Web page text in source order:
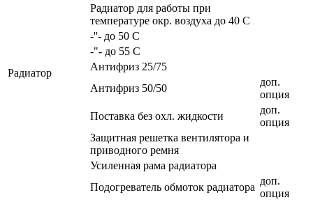
Радиатор
Радиатор для работы при
температуре окр. воздуха до 40 С
-''- до 50 С
-"- до 55 С
Антифриз 25/75
Антифриз 50/50
доп.
опция
Поставка без охл. жидкости
доп.
опция
Защитная решетка вентилятора и
приводного ремня
Усиленная рама радиатора
Подогреватель обмоток радиатора
доп.
опция